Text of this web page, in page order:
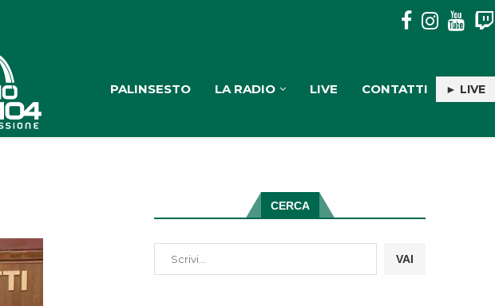
PULISERVICE: INGAGGIATA RACHELE PIOLI
PALINSESTO LA RADIO LIVE CONTATTI ► LIVE
CERCA
VAI